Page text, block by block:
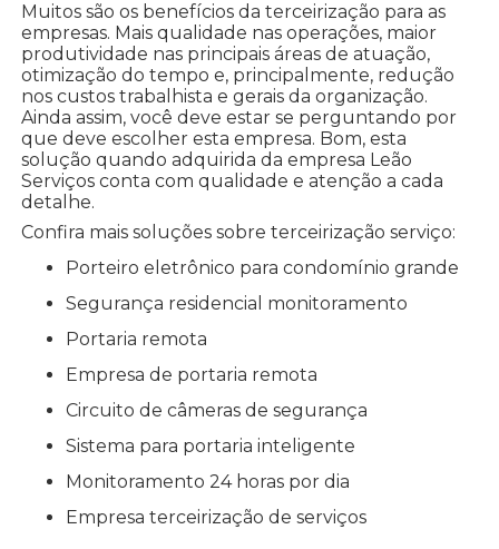
Muitos são os benefícios da terceirização para as
empresas. Mais qualidade nas operações, maior
produtividade nas principais áreas de atuação,
otimização do tempo e, principalmente, redução
nos custos trabalhista e gerais da organização.
Ainda assim, você deve estar se perguntando por
que deve escolher esta empresa. Bom, esta
solução quando adquirida da empresa Leão
Serviços conta com qualidade e atenção a cada
detalhe.
Confira mais soluções sobre terceirização serviço:
porteiro eletrônico para condomínio grande
segurança residencial monitoramento
portaria remota
empresa de portaria remota
circuito de câmeras de segurança
sistema para portaria inteligente
monitoramento 24 horas por dia
empresa terceirização de serviços